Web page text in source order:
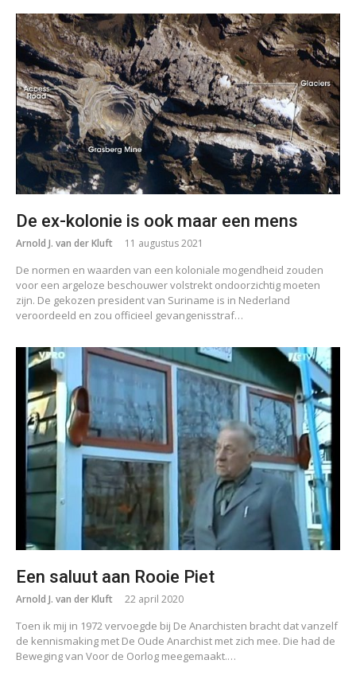
De ex-kolonie is ook maar een mens
Arnold J. van der Kluft 11 augustus 2021
De normen en waarden van een koloniale mogendheid zouden
voor een argeloze beschouwer volstrekt ondoorzichtig moeten
zijn. De gekozen president van Suriname is in Nederland
veroordeeld en zou officieel gevangenisstraf…
Een saluut aan Rooie Piet
Arnold J. van der Kluft 22 april 2020
Toen ik mij in 1972 vervoegde bij De Anarchisten bracht dat vanzelf
de kennismaking met De Oude Anarchist met zich mee. Die had de
Beweging van Voor de Oorlog meegemaakt.…